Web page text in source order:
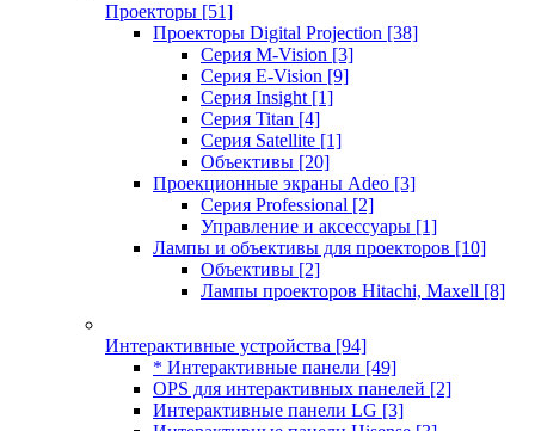
Проекторы [51]
Проекторы Digital Projection [38]
Серия M-Vision [3]
Серия E-Vision [9]
Серия Insight [1]
Серия Titan [4]
Серия Satellite [1]
Объективы [20]
Проекционные экраны Adeo [3]
Серия Professional [2]
Управление и аксессуары [1]
Лампы и объективы для проекторов [10]
Объективы [2]
Лампы проекторов Hitachi, Maxell [8]
Интерактивные устройства [94]
* Интерактивные панели [49]
OPS для интерактивных панелей [2]
Интерактивные панели LG [3]